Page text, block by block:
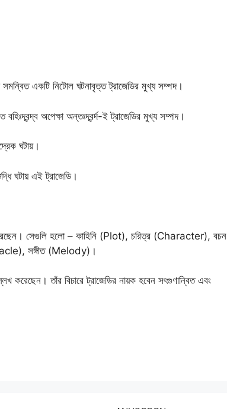
সমন্বিত একটি নিটোল ঘটনাবৃত্ত ট্রাজেডির মুখ্য সম্পদ।
অপেক্ষা অন্তঃদ্বর্ন্দ-ই ট্রাজেডির মুখ্য সম্পদ।
ঘটায়।
ঘটায় এই ট্রাজেডি।
সেগুলি হলো – কাহিনি (Plot), চরিত্র (Character), বচন
সঙ্গীত (Melody)।
করেছেন। তাঁর বিচারে ট্রাজেডির নায়ক হবেন সৎগুণান্বিত এবং